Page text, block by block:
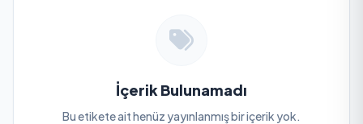
İçerik Bulunamadı
Bu etikete ait henüz yayınlanmış bir içerik yok.